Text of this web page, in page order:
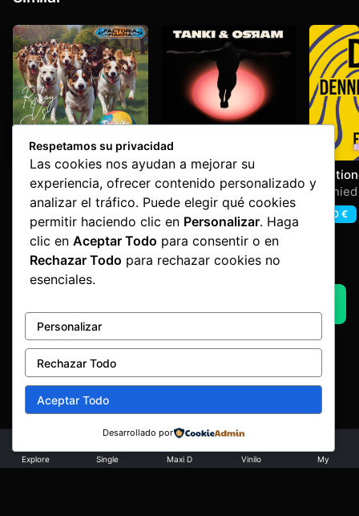
Danita 7.17
Ruboy,Sami & Q-byk
Tanki & Osram Vol 1 –
In Tension
Tanki & Osram
4,20 1,60 €
Advertisement by Factoria Makina
Aviso legal·Términos y condiciones·Política de devoluciones·
Privacidad·Cookies
Explore Single Maxi D Vinilo My
Respetamos su privacidad
Las cookies nos ayudan a mejorar su
experiencia, ofrecer contenido personalizado y
analizar el tráfico. Puede elegir qué cookies
permitir haciendo clic en Personalizar. Haga
clic en Aceptar Todo para consentir o en
Rechazar Todo para rechazar cookies no
esenciales.
Personalizar
Rechazar Todo
Aceptar Todo
Desarrollado por